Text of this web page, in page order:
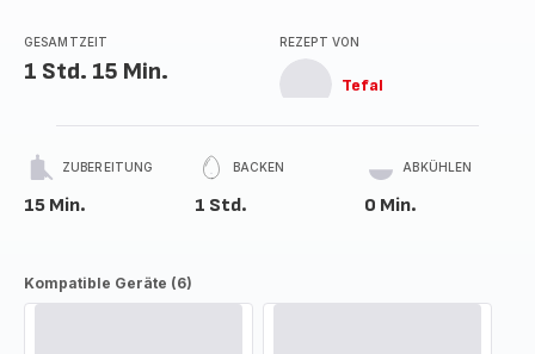
GESAMTZEIT
1 Std. 15 Min.
REZEPT VON
Tefal
ZUBEREITUNG
15 Min.
BACKEN
1 Std.
ABKÜHLEN
0 Min.
Kompatible Geräte (6)